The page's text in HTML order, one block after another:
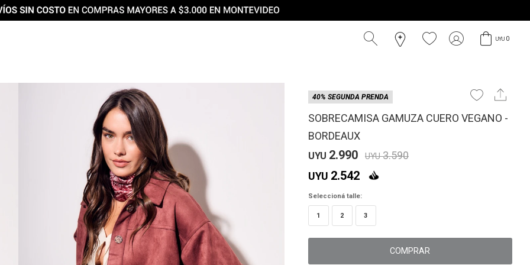
UYU 0
40% SEGUNDA PRENDA
SOBRECAMISA GAMUZA CUERO VEGANO -
BORDEAUX
UYU 2.990 UYU 3.590
UYU 2.542
Seleccioná talle:
1 2 3
COMPRAR